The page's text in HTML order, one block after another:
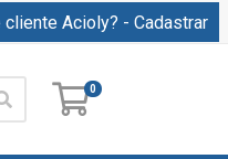
cliente Acioly? - Cadastrar
0